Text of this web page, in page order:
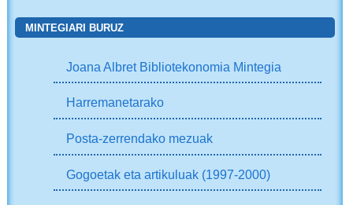
MINTEGIARI BURUZ
Joana Albret Bibliotekonomia Mintegia
Harremanetarako
Posta-zerrendako mezuak
Gogoetak eta artikuluak (1997-2000)